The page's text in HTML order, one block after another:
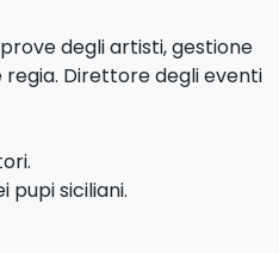
siciliano(opzionale)
(rompi
i vostri ospiti
questo ritmo,
di iniziare la
da
degli artisti, gestione
Direttore degli eventi
pupi siciliani.